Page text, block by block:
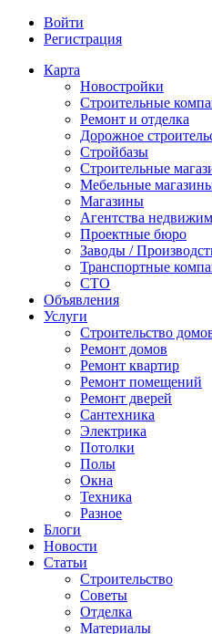
Войти
Регистрация
Карта
Новостройки
Строительные
Ремонт и отделка
Дорожное
Стройбазы
Строительные
Мебельные
Магазины
Агентства
Проектные бюро
Заводы /
Транспортные
СТО
Объявления
Услуги
Строительство
Ремонт домов
Ремонт квартир
Ремонт помещений
Ремонт дверей
Сантехника
Электрика
Потолки
Полы
Окна
Техника
Разное
Блоги
Новости
Статьи
Строительство
Советы
Отделка
Материалы